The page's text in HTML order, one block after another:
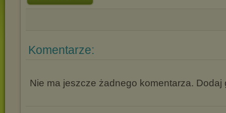
Komentarze:
Nie ma jeszcze żadnego komentarza. Dodaj